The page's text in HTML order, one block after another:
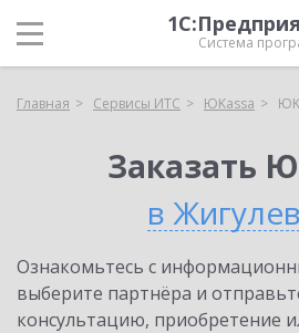
Система
Главная Сервисы ИТС ЮKassa
Заказать
в
Ознакомьтесь с
выберите партнёра и
консультацию, приобретение